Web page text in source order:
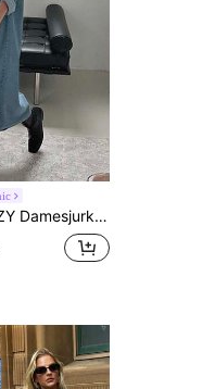
met knoopsluiting aan de voorkant en verlaagde schouders, maxi-jurk voor de terug-naar-schoolperiode